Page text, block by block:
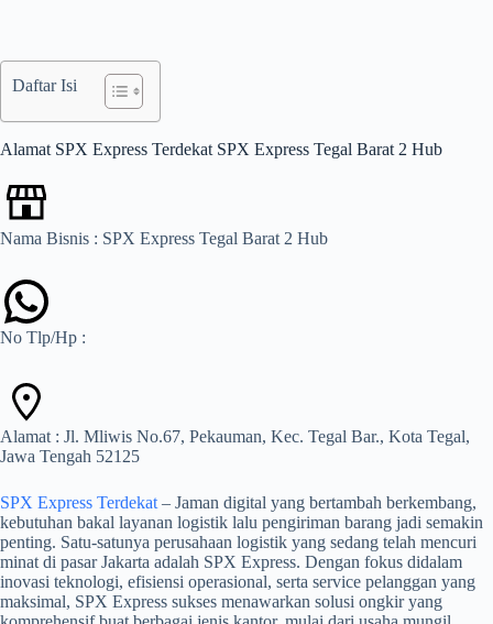
Daftar Isi
Alamat SPX Express Terdekat SPX Express Tegal Barat 2 Hub
Nama Bisnis : SPX Express Tegal Barat 2 Hub
No Tlp/Hp :
Alamat : Jl. Mliwis No.67, Pekauman, Kec. Tegal Bar., Kota Tegal,
Jawa Tengah 52125
SPX Express Terdekat – Jaman digital yang bertambah berkembang,
kebutuhan bakal layanan logistik lalu pengiriman barang jadi semakin
penting. Satu-satunya perusahaan logistik yang sedang telah mencuri
minat di pasar Jakarta adalah SPX Express. Dengan fokus didalam
inovasi teknologi, efisiensi operasional, serta service pelanggan yang
maksimal, SPX Express sukses menawarkan solusi ongkir yang